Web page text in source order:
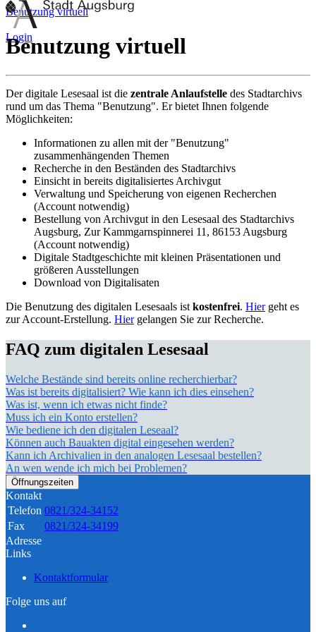
Login
Benutzung virtuell
Benutzung virtuell
Der digitale Lesesaal ist die zentrale Anlaufstelle des Stadtarchivs
rund um das Thema "Benutzung". Er bietet Ihnen folgende
Möglichkeiten:
Informationen zu allen mit der "Benutzung"
zusammenhängenden Themen
Recherche in den Beständen des Stadtarchivs
Einsicht in bereits digitalisiertes Archivgut
Verwaltung und Speicherung von eigenen Recherchen
(Account notwendig)
Bestellung von Archivgut in den Lesesaal des Stadtarchivs
Augsburg, Zur Kammgarnspinnerei 11, 86153 Augsburg
(Account notwendig)
Digitale Stadtgeschichte mit kleinen Präsentationen und
größeren Ausstellungen
Download von Digitalisaten
Die Benutzung des digitalen Lesesaals ist kostenfrei. Hiergeht es
zur Account-Erstellung. Hiergelangen Sie zur Recherche.
FAQ zum digitalen Lesesaal
Welche Bestände sind bereits online recherchierbar?
Was ist bereits digitalisiert? Wie kann ich dies einsehen?
Was ist, wenn ich etwas nicht finde?
Muss ich ein Konto erstellen?
Wie bediene ich den digitalen Leseaal?
Können auch Bauakten digital eingesehen werden?
Kann ich Archivalien in den analogen Lesesaal bestellen?
An wen wende ich mich bei Problemen?
Öffnungszeiten
Kontakt
Telefon 0821/324-34152
Fax
0821/324-34199
Adresse
Links
Kontaktformular
Folge uns auf